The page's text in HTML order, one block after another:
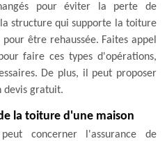
pour éviter la perte de
structure qui supporte la toiture
être rehaussée. Faites appel
faire ces types d'opérations,
De plus, il peut proposer
devis gratuit.
la toiture d'une maison
concerner l'assurance de